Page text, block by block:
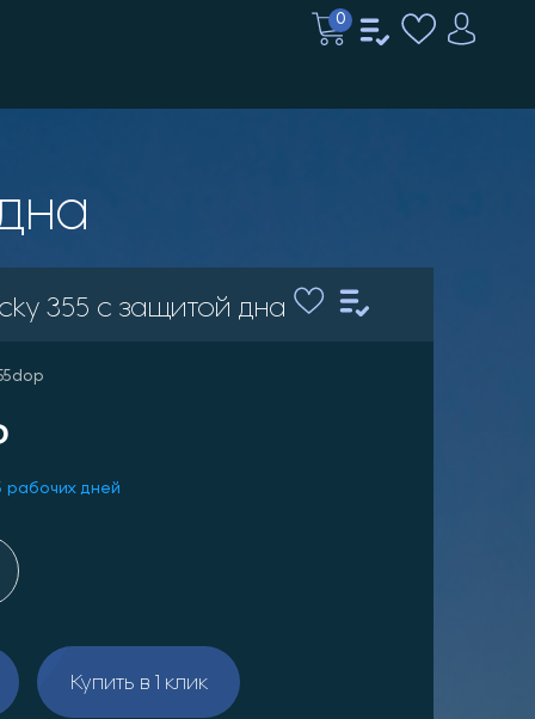
0
355 c защитой дна
рабочих дней
Купить в 1 клик